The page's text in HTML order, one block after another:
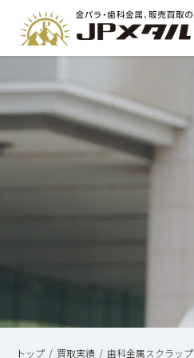
トップ 買取実績 歯科金属スクラップ